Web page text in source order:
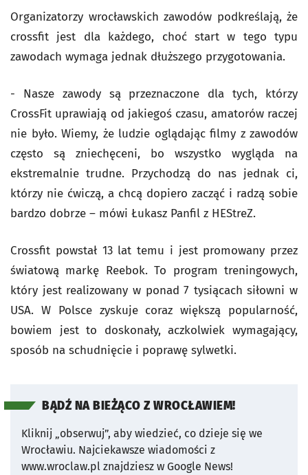
Organizatorzy wrocławskich zawodów podkreślają, że
crossfit jest dla każdego, choć start w tego typu
zawodach wymaga jednak dłuższego przygotowania.
- Nasze zawody są przeznaczone dla tych, którzy
CrossFit uprawiają od jakiegoś czasu, amatorów raczej
nie było. Wiemy, że ludzie oglądając filmy z zawodów
często są zniechęceni, bo wszystko wygląda na
ekstremalnie trudne. Przychodzą do nas jednak ci,
którzy nie ćwiczą, a chcą dopiero zacząć i radzą sobie
bardzo dobrze – mówi Łukasz Panfil z HEStreZ.
Crossfit powstał 13 lat temu i jest promowany przez
światową markę Reebok. To program treningowych,
który jest realizowany w ponad 7 tysiącach siłowni w
USA. W Polsce zyskuje coraz większą popularność,
bowiem jest to doskonały, aczkolwiek wymagający,
sposób na schudnięcie i poprawę sylwetki.
BĄDŹ NA BIEŻĄCO Z WROCŁAWIEM!
Kliknij „obserwuj”, aby wiedzieć, co dzieje się we
Wrocławiu. Najciekawsze wiadomości z
www.wroclaw.pl znajdziesz w Google News!